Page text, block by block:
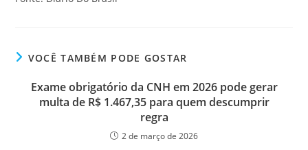
VOCÊ TAMBÉM PODE GOSTAR
Exame obrigatório da CNH em 2026 pode gerar
multa de R$ 1.467,35 para quem descumprir
regra
2 de março de 2026